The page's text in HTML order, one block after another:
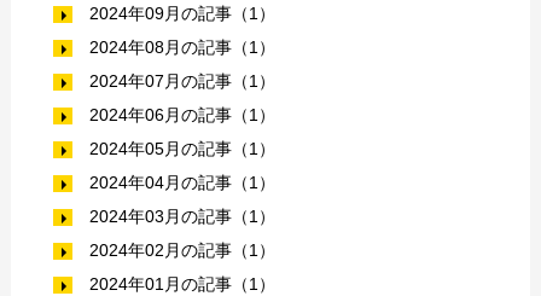
2024年09月の記事（1）
2024年08月の記事（1）
2024年07月の記事（1）
2024年06月の記事（1）
2024年05月の記事（1）
2024年04月の記事（1）
2024年03月の記事（1）
2024年02月の記事（1）
2024年01月の記事（1）